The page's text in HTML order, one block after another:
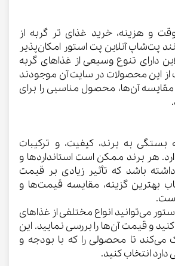
و هزینه، خرید غذای تر گربه از
پت‌شاپ آنلاین پت استور امکان‌پذیر
دارای تنوع وسیعی از غذاهای گربه
این محصولات در سایت آن موجودند
مقایسه آن‌ها، محصول مناسبی را برای
به برند، کیفیت، و ترکیبات
هر برند ممکن است استانداردها و
باشد که تأثیر زیادی بر قیمت
بهترین گزینه، مقایسه قیمت‌ها و
می‌توانید انواع مختلفی از غذاهای
و قیمت آن‌ها را بررسی نمایید. این
می‌کند تا محصولی را که با بودجه و
انتخاب کنید.